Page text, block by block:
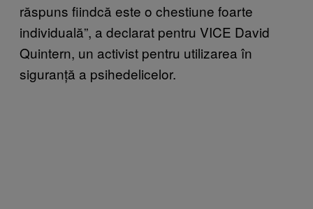
răspuns fiindcă este o chestiune foarte
individuală”, a declarat pentru VICE David
Quintern, un activist pentru utilizarea în
siguranță a psihedelicelor.